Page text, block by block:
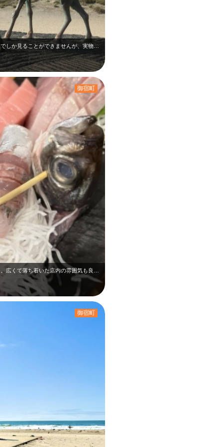
月の沙漠記念公園の浜辺のラクダ像は、ここでしか見ることができませんが、実物は写…
御宿町
御宿町